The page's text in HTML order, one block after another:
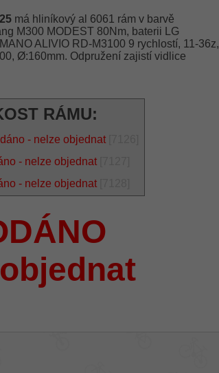
má hliníkový al 6061 rám v barvě
M300 MODEST 80Nm, baterii LG
ALIVIO RD-M3100 9 rychlostí, 11-36z,
Ø:160mm. Odpružení zajistí vidlice
RÁMU:
- nelze objednat
- nelze objednat
- nelze objednat